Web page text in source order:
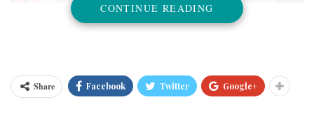
CONTINUE READING
Share Facebook Twitter Google+